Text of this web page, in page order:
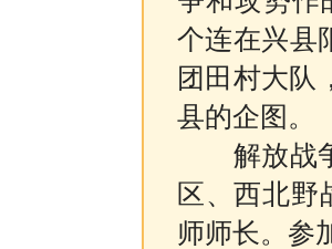
个连在兴县
团田村大队
县的企图。
解放战争
区、西北
师师长。参